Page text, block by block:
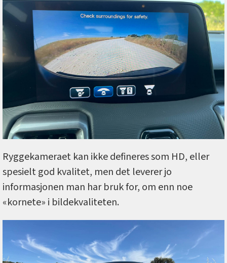
Ryggekameraet kan ikke defineres som HD, eller
spesielt god kvalitet, men det leverer jo
informasjonen man har bruk for, om enn noe
«kornete» i bildekvaliteten.